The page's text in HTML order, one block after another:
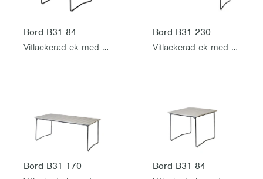
Bord B31 84
Vitlackerad ek med svart stativ
Bord B31 230
Vitlackerad ek med svart stativ
Bord B31 170
Bord B31 84